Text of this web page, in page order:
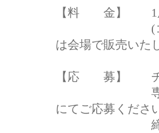
【料 金】 1席
(コース料理
は会場で販売いた
【応 募】 チケ
専用申込書
にてご応募くださ
締め切り：